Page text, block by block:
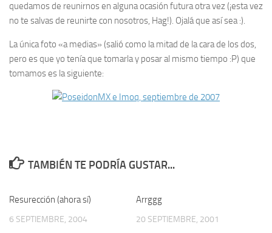
quedamos de reunirnos en alguna ocasión futura otra vez (¡esta vez
no te salvas de reunirte con nosotros, Hag!). Ojalá que así sea :).
La única foto «a medias» (salió como la mitad de la cara de los dos,
pero es que yo tenía que tomarla y posar al mismo tiempo :P) que
tomamos es la siguiente:
TAMBIÉN TE PODRÍA GUSTAR...
Resurección (ahora sí)
6 SEPTIEMBRE, 2004
Arrggg
20 SEPTIEMBRE, 2001